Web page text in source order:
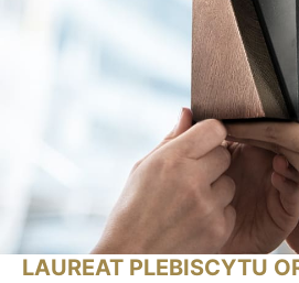
LAUREAT PLEBISCYTU